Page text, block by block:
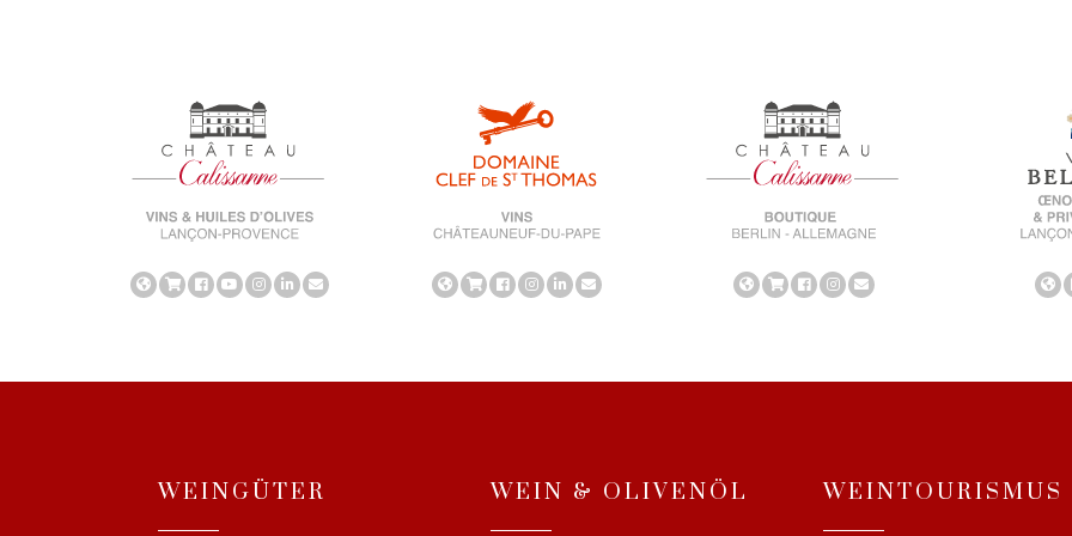
WEINGÜTER WEIN & OLIVENÖL WEINTOURISMUS